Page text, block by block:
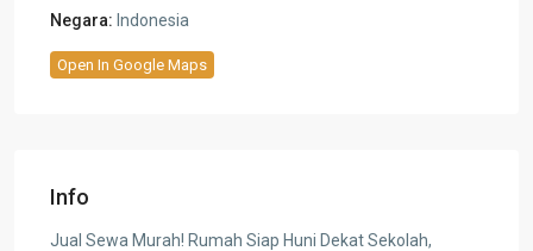
Negara: Indonesia
Open In Google Maps
Info
Jual Sewa Murah! Rumah Siap Huni Dekat Sekolah,